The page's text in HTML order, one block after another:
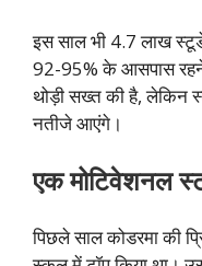
इस साल भी 4.7 लाख
92-95% के आसपास रहने
थोड़ी सख्त की है, लेकिन
नतीजे आएंगे।
एक मोटिवेशनल
पिछले साल कोडरमा की